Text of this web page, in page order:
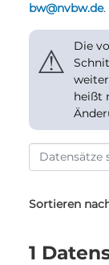
bw@nvbw.de.
⚠
Die
heißt
Sortieren
1